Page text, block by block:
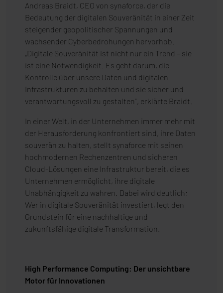
Andreas Braidt, CEO von synaforce, der die
Bedeutung der digitalen Souveränität in einer Zeit
steigender geopolitischer Spannungen und
wachsender Cyberbedrohungen hervorhob.
„Digitale Souveränität ist nicht nur ein Trend – sie
ist eine Notwendigkeit. Es geht darum, die
Kontrolle über unsere Daten und digitalen
Infrastrukturen zu behalten und sie sicher und
verantwortungsvoll zu gestalten“, erklärte Braidt.
In einer Welt, in der Unternehmen immer mehr mit
der Herausforderung konfrontiert sind, ihre Daten
souverän zu halten, stellt synaforce mit seinen
hochmodernen Rechenzentren und sicheren
Cloud-Lösungen eine Infrastruktur bereit, die es
Unternehmen ermöglicht, ihre digitale
Unabhängigkeit zu wahren. Dabei wird deutlich:
Wer in digitale Souveränität investiert, legt den
Grundstein für eine nachhaltige und
zukunftsfähige digitale Transformation.
High Performance Computing: Der unsichtbare
Motor für Innovationen